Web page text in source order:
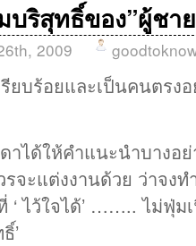
บริสุทธิ์ของ”ผู้ชา
2009
ยบร้อยและเป็นคนตรง
าได้ให้คำแนะนำบางอ
จะแต่งงานด้วย ว่าจง
‘ ไว้ใจได้’ …….. ไม่ฟุ่ม
’